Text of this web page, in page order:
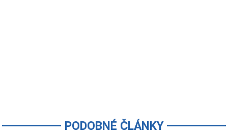
PODOBNÉ ČLÁNKY